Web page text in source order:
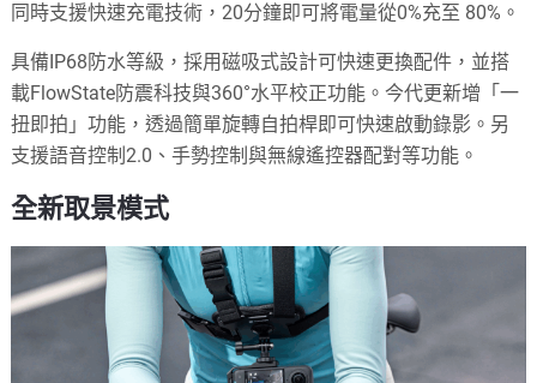
同時支援快速充電技術，20分鐘即可將電量從0%充至 80%。
具備IP68防水等級，採用磁吸式設計可快速更換配件，並搭
載FlowState防震科技與360°水平校正功能。今代更新增「一
扭即拍」功能，透過簡單旋轉自拍桿即可快速啟動錄影。另
支援語音控制2.0、手勢控制與無線遙控器配對等功能。
全新取景模式